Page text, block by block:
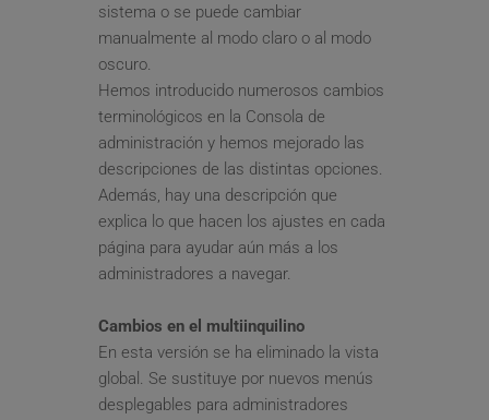
sistema o se puede cambiar
manualmente al modo claro o al modo
oscuro.
Hemos introducido numerosos cambios
terminológicos en la Consola de
administración y hemos mejorado las
descripciones de las distintas opciones.
Además, hay una descripción que
explica lo que hacen los ajustes en cada
página para ayudar aún más a los
administradores a navegar.
Cambios en el multiinquilino
En esta versión se ha eliminado la vista
global. Se sustituye por nuevos menús
desplegables para administradores